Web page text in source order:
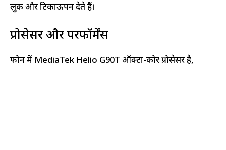
लुक और टिकाऊपन देते हैं।
प्रोसेसर और परफॉर्मेंस
फोन में MediaTek Helio G90T ऑक्टा-कोर प्रोसेसर है,